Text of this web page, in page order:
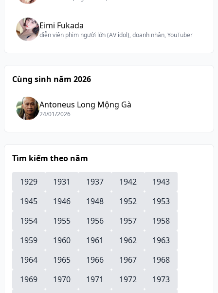
Eimi Fukada
diễn viên phim người lớn (AV idol), doanh nhân, YouTuber
Cùng sinh năm 2026
Antoneus Long Mộng Gà
24/01/2026
Tìm kiếm theo năm
1929 1931 1937 1942
1943
1945
1946 1948 1952
1953
1954
1955 1956 1957
1958
1959
1960 1961 1962
1963
1964
1965 1966 1967
1968
1969
1970 1971 1972
1973